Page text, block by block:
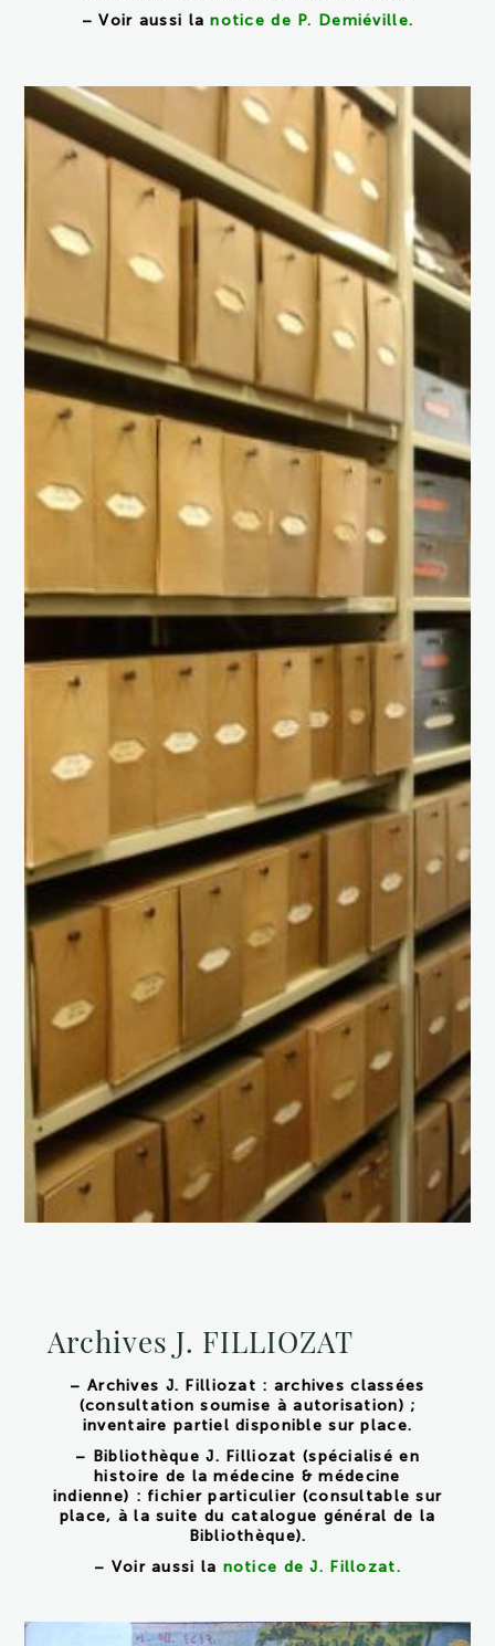
– Voir aussi lanotice de P. Demiéville.
Archives J. FILLIOZAT
– Archives J. Filliozat : archives classées
(consultation soumise à autorisation) ;
inventaire partiel disponible sur place.
– Bibliothèque J. Filliozat (spécialisé en
histoire de la médecine & médecine
indienne) : fichier particulier (consultable sur
place, à la suite du catalogue général de la
Bibliothèque).
– Voir aussi la notice de J. Fillozat.